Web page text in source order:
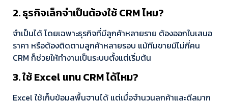
2. ธุรกิจเล็กจำเป็นต้องใช้ CRM ไหม?
จำเป็นได้ โดยเฉพาะธุรกิจที่มีลูกค้าหลายราย ต้องออกใบเสนอ
ราคา หรือต้องติดตามลูกค้าหลายรอบ แม้ทีมขายมีไม่กี่คน
CRM ก็ช่วยให้ทำงานเป็นระบบตั้งแต่เริ่มต้น
3. ใช้ Excel แทน CRM ได้ไหม?
Excel ใช้เก็บข้อมูลพื้นฐานได้ แต่เมื่อจำนวนลูกค้าและดีลมาก